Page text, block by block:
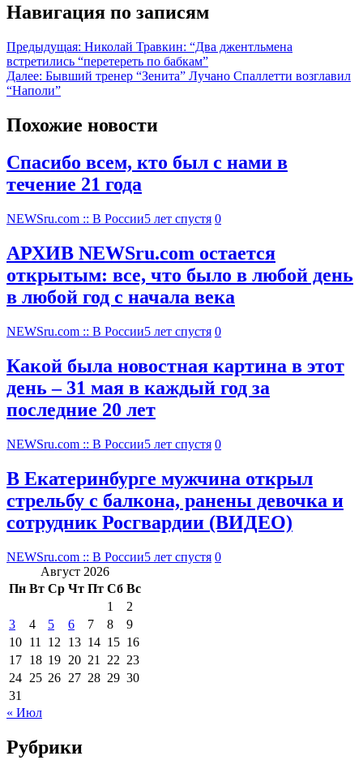
Навигация по записям
Предыдущая: Николай Травкин: “Два джентльмена
встретились “перетереть по бабкам”
Далее: Бывший тренер “Зенита” Лучано Спаллетти возглавил
“Наполи”
Похожие новости
Спасибо всем, кто был с нами в
течение 21 года
NEWSru.com :: В России5 лет спустя 0
АРХИВ NEWSru.com остается
открытым: все, что было в любой день
в любой год с начала века
NEWSru.com :: В России5 лет спустя 0
Какой была новостная картина в этот
день – 31 мая в каждый год за
последние 20 лет
NEWSru.com :: В России5 лет спустя 0
В Екатеринбурге мужчина открыл
стрельбу с балкона, ранены девочка и
сотрудник Росгвардии (ВИДЕО)
NEWSru.com :: В России5 лет спустя 0
Август 2026
Пн Вт Ср Чт Пт Сб Вс
1
2
3
4 5 6 7 8
9
10 11 12 13 14 15 16
17 18 19 20 21 22 23
24 25 26 27 28 29 30
31
« Июл
Рубрики